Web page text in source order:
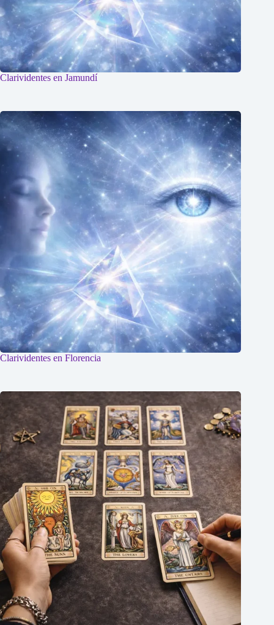
Clarividentes en Jamundí
Clarividentes en Florencia